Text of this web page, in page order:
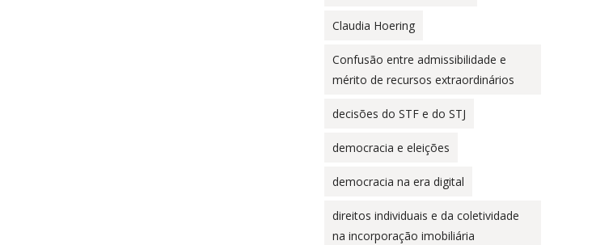
Claudia Hoering
Confusão entre admissibilidade e
mérito de recursos extraordinários
decisões do STF e do STJ
democracia e eleições
democracia na era digital
direitos individuais e da coletividade
na incorporação imobiliária